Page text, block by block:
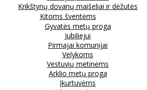
Krikštynų dovanų maišeliai ir dėžutės
Kitoms šventėms
Gyvatės metų proga
Jubiliejui
Pirmajai komunijai
Velykoms
Vestuvių metinėms
Arklio metų proga
Įkurtuvėms